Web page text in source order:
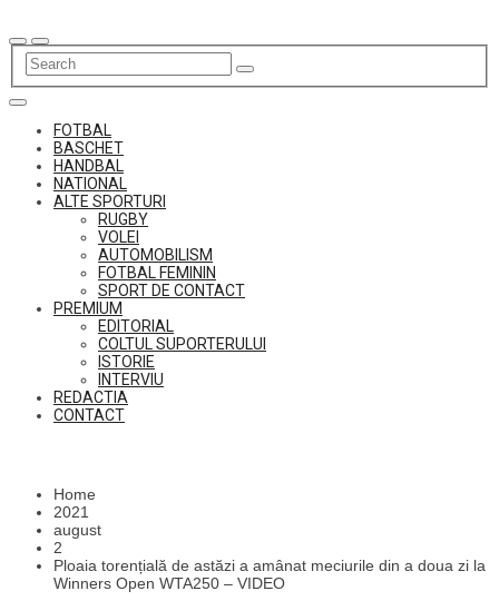
to
content
FOTBAL
BASCHET
HANDBAL
NATIONAL
ALTE SPORTURI
RUGBY
VOLEI
AUTOMOBILISM
FOTBAL FEMININ
SPORT DE CONTACT
PREMIUM
EDITORIAL
COLTUL SUPORTERULUI
ISTORIE
INTERVIU
REDACTIA
CONTACT
Home
2021
august
2
Ploaia torențială de astăzi a amânat meciurile din a doua zi la
Winners Open WTA250 – VIDEO